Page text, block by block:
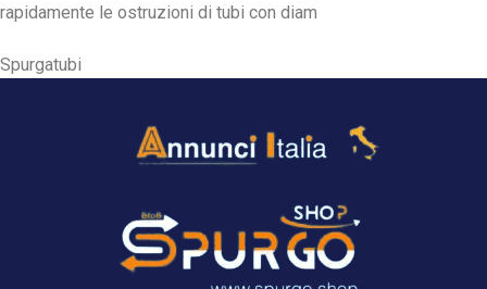
rapidamente le ostruzioni di tubi con diam
Spurgatubi